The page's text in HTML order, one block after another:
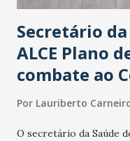
Secretário
ALCE Plano
combate ao
Por Lauriberto
O secretário da Saúde